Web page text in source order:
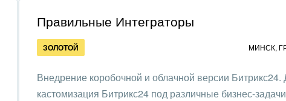
Правильные Интеграторы
ЗОЛОТОЙ МИНСК,
Внедрение коробочной и облачной версии Битрикс24.
кастомизация Битрикс24 под различные бизнес-